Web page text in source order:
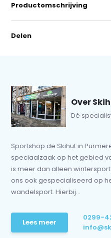
Productomschrijving
Delen
Over
Dé
Sportshop de Skihut in
speciaalzaak op het gebied
is meer dan alleen
ons ook gespecialiseerd op
wandelsport. Hierbij...
Lees meer
0299-